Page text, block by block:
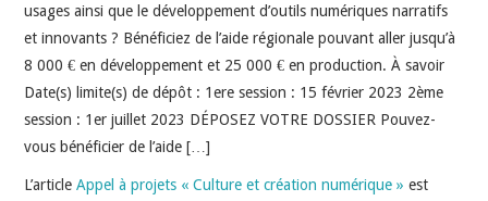
usages ainsi que le développement d’outils numériques narratifs
et innovants ? Bénéficiez de l’aide régionale pouvant aller jusqu’à
8 000 € en développement et 25 000 € en production. À savoir
Date(s) limite(s) de dépôt : 1ere session : 15 février 2023 2ème
session : 1er juillet 2023 DÉPOSEZ VOTRE DOSSIER Pouvez-
vous bénéficier de l’aide […]
L’articleAppel à projets « Culture et création numérique » est